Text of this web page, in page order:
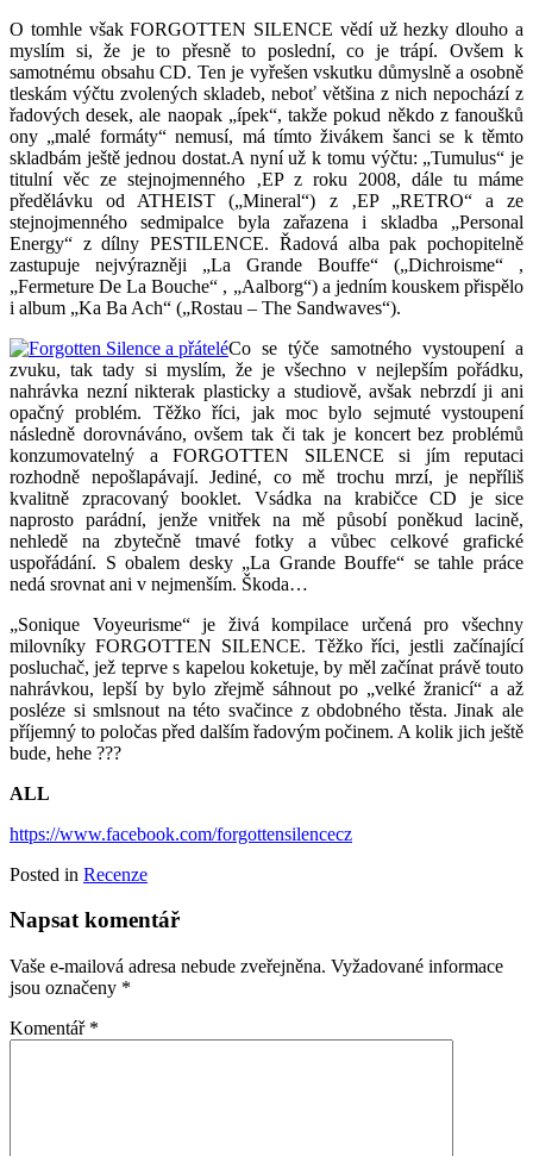
O tomhle však FORGOTTEN SILENCE vědí už hezky dlouho a
myslím si, že je to přesně to poslední, co je trápí. Ovšem k
samotnému obsahu CD. Ten je vyřešen vskutku důmyslně a osobně
tleskám výčtu zvolených skladeb, neboť většina z nich nepochází z
řadových desek, ale naopak „ípek“, takže pokud někdo z fanoušků
ony „malé formáty“ nemusí, má tímto živákem šanci se k těmto
skladbám ještě jednou dostat.A nyní už k tomu výčtu: „Tumulus“ je
titulní věc ze stejnojmenného ‚EP z roku 2008, dále tu máme
předělávku od ATHEIST („Mineral“) z ‚EP „RETRO“ a ze
stejnojmenného sedmipalce byla zařazena i skladba „Personal
Energy“ z dílny PESTILENCE. Řadová alba pak pochopitelně
zastupuje nejvýrazněji „La Grande Bouffe“ („Dichroisme“ ,
„Fermeture De La Bouche“ , „Aalborg“) a jedním kouskem přispělo
i album „Ka Ba Ach“ („Rostau – The Sandwaves“).
Co se týče samotného vystoupení a
zvuku, tak tady si myslím, že je všechno v nejlepším pořádku,
nahrávka nezní nikterak plasticky a studiově, avšak nebrzdí ji ani
opačný problém. Těžko říci, jak moc bylo sejmuté vystoupení
následně dorovnáváno, ovšem tak či tak je koncert bez problémů
konzumovatelný a FORGOTTEN SILENCE si jím reputaci
rozhodně nepošlapávají. Jediné, co mě trochu mrzí, je nepříliš
kvalitně zpracovaný booklet. Vsádka na krabičce CD je sice
naprosto parádní, jenže vnitřek na mě působí poněkud lacině,
nehledě na zbytečně tmavé fotky a vůbec celkové grafické
uspořádání. S obalem desky „La Grande Bouffe“ se tahle práce
nedá srovnat ani v nejmenším. Škoda…
„Sonique Voyeurisme“ je živá kompilace určená pro všechny
milovníky FORGOTTEN SILENCE. Těžko říci, jestli začínající
posluchač, jež teprve s kapelou koketuje, by měl začínat právě touto
nahrávkou, lepší by bylo zřejmě sáhnout po „velké žranicí“ a až
posléze si smlsnout na této svačince z obdobného těsta. Jinak ale
příjemný to poločas před dalším řadovým počinem. A kolik jich ještě
bude, hehe ???
ALL
https://www.facebook.com/forgottensilencecz
Posted in Recenze
Napsat komentář
Vaše e-mailová adresa nebude zveřejněna. Vyžadované informace
jsou označeny *
Komentář *